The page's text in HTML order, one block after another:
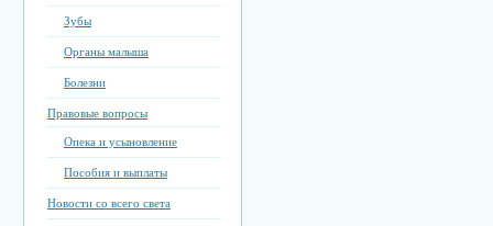
Зубы
Органы малыша
Болезни
Правовые вопросы
Опека и усыновление
Пособия и выплаты
Новости со всего света